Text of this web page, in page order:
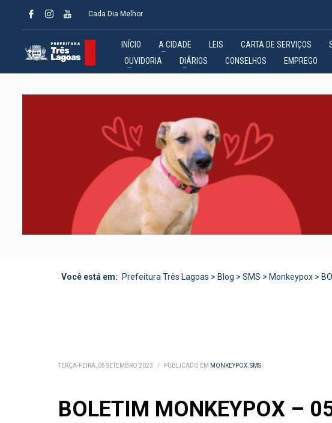
Cada Dia Melhor
INÍCIO A CIDADE LEIS CARTA DE SERVIÇOS
OUVIDORIA
DIÁRIOS CONSELHOS EMPREGO
Você está em: Prefeitura Três Lagoas > Blog > SMS > Monkeypox >
TERÇA-FEIRA, 05 SETEMBRO 2023 / PUBLICADO EM MONKEYPOX,SMS
BOLETIM MONKEYPOX –